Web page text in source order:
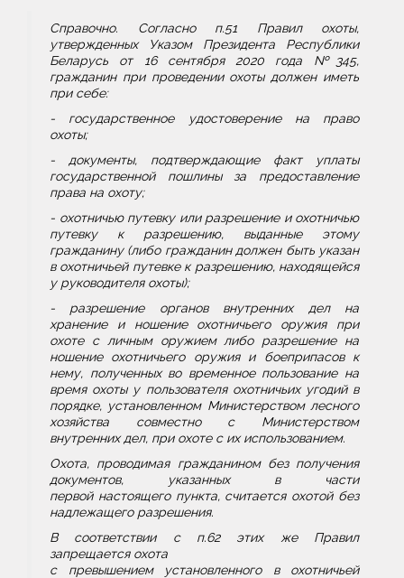
Справочно. Согласно п.51 Правил охоты,
утвержденных Указом Президента Республики
Беларусь от 16 сентября 2020 года №345,
гражданин при проведении охоты должен иметь
при себе:
- государственное удостоверение на право
охоты;
- документы, подтверждающие факт уплаты
государственной пошлины за предоставление
права на охоту;
- охотничью путевку или разрешение и охотничью
путевку к разрешению, выданные этому
гражданину (либо гражданин должен быть указан
в охотничьей путевке к разрешению, находящейся
у руководителя охоты);
- разрешение органов внутренних дел на
хранение и ношение охотничьего оружия при
охоте с личным оружием либо разрешение на
ношение охотничьего оружия и боеприпасов к
нему, полученных во временное пользование на
время охоты у пользователя охотничьих угодий в
порядке, установленном Министерством лесного
хозяйства совместно с Министерством
внутренних дел, при охоте с их использованием.
Охота, проводимая гражданином без получения
документов, указанных в части
первой настоящего пункта, считается охотой без
надлежащего разрешения.
В соответствии с п.62 этих же Правил
запрещается охота
с превышением установленного в охотничьей